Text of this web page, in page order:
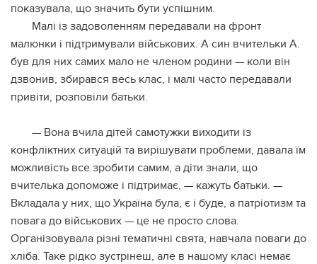
показувала, що значить бути успішним.
Малі із задоволенням передавали на фронт
малюнки і підтримували військових. А син вчительки А.
був для них самих мало не членом родини — коли він
дзвонив, збирався весь клас, і малі часто передавали
привіти, розповіли батьки.
— Вона вчила дітей самотужки виходити із
конфліктних ситуацій та вирішувати проблеми, давала їм
можливість все зробити самим, а діти знали, що
вчителька допоможе і підтримає, — кажуть батьки. —
Вкладала у них, що Україна була, є і буде, а патріотизм та
повага до військових — це не просто слова.
Організовувала різні тематичні свята, навчала поваги до
хліба. Таке рідко зустрінеш, але в нашому класі немає